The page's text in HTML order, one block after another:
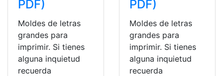
PDF)
Moldes de letras
grandes para
imprimir. Si tienes
alguna inquietud
recuerda
PDF)
Moldes de letras
grandes para
imprimir. Si tienes
alguna inquietud
recuerda